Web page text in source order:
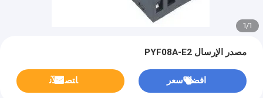
1
/
1
مصدر الإرسال PYF08A-E2
افضل سعر ﺎﺘﺼﻟ ﺍﻶﻧ